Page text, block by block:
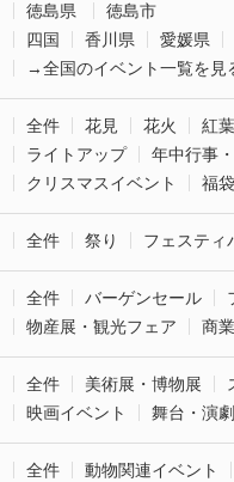
徳島県
徳島市
四国
香川県 愛媛県
→全国のイベント一覧を見
全件 花見 花火 紅葉
ライトアップ
年中行事
クリスマスイベント
福
全件 祭り フェスティ
全件 バーゲンセール
物産展・観光フェア
商
全件 美術展・博物展
映画イベント
舞台・演劇
全件 動物関連イベント